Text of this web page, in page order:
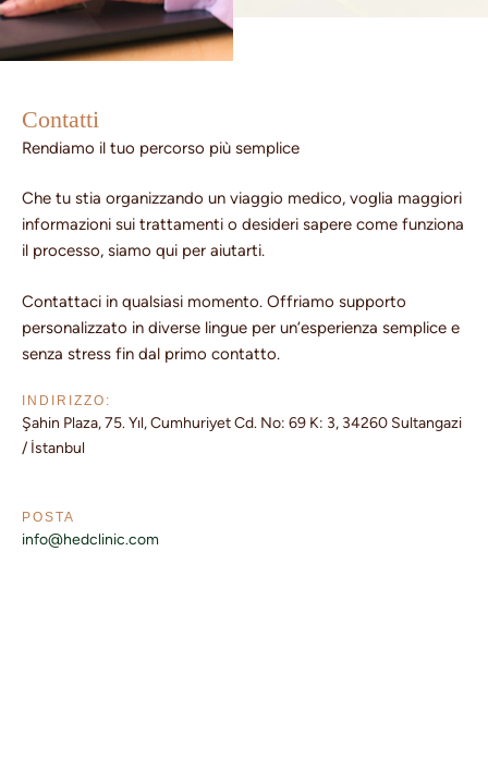
Contatti
Rendiamo il tuo percorso più semplice
Che tu stia organizzando un viaggio medico, voglia maggiori
informazioni sui trattamenti o desideri sapere come funziona
il processo, siamo qui per aiutarti.
Contattaci in qualsiasi momento. Offriamo supporto
personalizzato in diverse lingue per un’esperienza semplice e
senza stress fin dal primo contatto.
INDIRIZZO:
Şahin Plaza, 75. Yıl, Cumhuriyet Cd. No: 69 K: 3, 34260 Sultangazi
/ İstanbul
POSTA
info@hedclinic.com